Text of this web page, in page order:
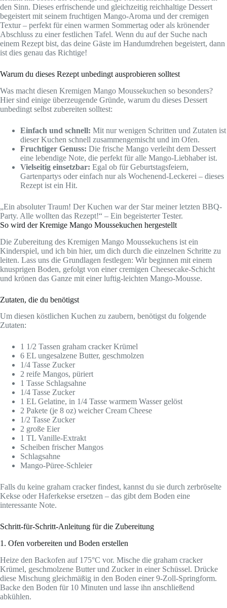
den Sinn. Dieses erfrischende und gleichzeitig reichhaltige Dessert
begeistert mit seinem fruchtigen Mango-Aroma und der cremigen
Textur – perfekt für einen warmen Sommertag oder als krönender
Abschluss zu einer festlichen Tafel. Wenn du auf der Suche nach
einem Rezept bist, das deine Gäste im Handumdrehen begeistert, dann
ist dies genau das Richtige!
Warum du dieses Rezept unbedingt ausprobieren solltest
Was macht diesen Kremigen Mango Moussekuchen so besonders?
Hier sind einige überzeugende Gründe, warum du dieses Dessert
unbedingt selbst zubereiten solltest:
Einfach und schnell: Mit nur wenigen Schritten und Zutaten ist
dieser Kuchen schnell zusammengemischt und im Ofen.
Fruchtiger Genuss: Die frische Mango verleiht dem Dessert
eine lebendige Note, die perfekt für alle Mango-Liebhaber ist.
Vielseitig einsetzbar: Egal ob für Geburtstagsfeiern,
Gartenpartys oder einfach nur als Wochenend-Leckerei – dieses
Rezept ist ein Hit.
„Ein absoluter Traum! Der Kuchen war der Star meiner letzten BBQ-
Party. Alle wollten das Rezept!“ – Ein begeisterter Tester.
So wird der Kremige Mango Moussekuchen hergestellt
Die Zubereitung des Kremigen Mango Moussekuchens ist ein
Kinderspiel, und ich bin hier, um dich durch die einzelnen Schritte zu
leiten. Lass uns die Grundlagen festlegen: Wir beginnen mit einem
knusprigen Boden, gefolgt von einer cremigen Cheesecake-Schicht
und krönen das Ganze mit einer luftig-leichten Mango-Mousse.
Zutaten, die du benötigst
Um diesen köstlichen Kuchen zu zaubern, benötigst du folgende
Zutaten:
1 1/2 Tassen graham cracker Krümel
6 EL ungesalzene Butter, geschmolzen
1/4 Tasse Zucker
2 reife Mangos, püriert
1 Tasse Schlagsahne
1/4 Tasse Zucker
1 EL Gelatine, in 1/4 Tasse warmem Wasser gelöst
2 Pakete (je 8 oz) weicher Cream Cheese
1/2 Tasse Zucker
2 große Eier
1 TL Vanille-Extrakt
Scheiben frischer Mangos
Schlagsahne
Mango-Püree-Schleier
Falls du keine graham cracker findest, kannst du sie durch zerbröselte
Kekse oder Haferkekse ersetzen – das gibt dem Boden eine
interessante Note.
Schritt-für-Schritt-Anleitung für die Zubereitung
1. Ofen vorbereiten und Boden erstellen
Heize den Backofen auf 175°C vor. Mische die graham cracker
Krümel, geschmolzene Butter und Zucker in einer Schüssel. Drücke
diese Mischung gleichmäßig in den Boden einer 9-Zoll-Springform.
Backe den Boden für 10 Minuten und lasse ihn anschließend
abkühlen.